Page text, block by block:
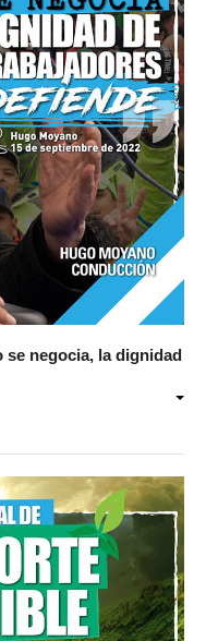
se negocia, la dignidad